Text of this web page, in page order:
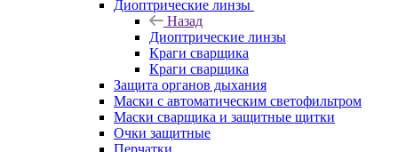
Диоптрические линзы
Назад
Диоптрические линзы
Краги сварщика
Краги сварщика
Защита органов дыхания
Маски с автоматическим светофильтром
Маски сварщика и защитные щитки
Очки защитные
Перчатки